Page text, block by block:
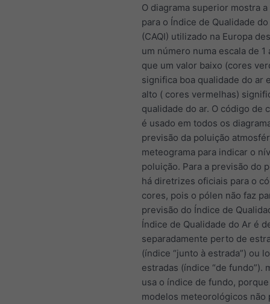
O diagrama superior mostra
para o Índice de Qualidade
(CAQI) utilizado na Europa
um número numa escala de 1
que um valor baixo (cores
significa boa qualidade do ar
alto ( cores vermelhas)
qualidade do ar. O código de
é usado em todos os
previsão da poluição
meteograma para indicar o
poluição. Para a previsão do
há diretrizes oficiais para o
cores, pois o pólen não faz
previsão do Índice de
Índice de Qualidade do Ar é
separadamente perto de
(índice “junto à estrada”) ou
estradas (índice “de fundo”).
usa o índice de fundo,
modelos meteorológicos não